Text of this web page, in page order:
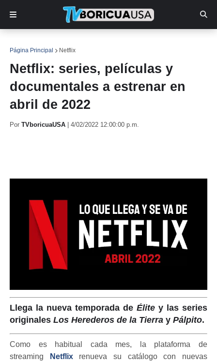
Página Principal Netflix
Netflix: series, películas y
documentales a estrenar en
abril de 2022
Por TVboricuaUSA 4/02/2022 12:00:00 p.m.
Llega la nueva temporada de Élite y las series
originales Los Herederos de la Tierra y Pálpito.
Como es habitual cada mes, la plataforma de
streaming
Netflixrenueva su catálogo con nuevas